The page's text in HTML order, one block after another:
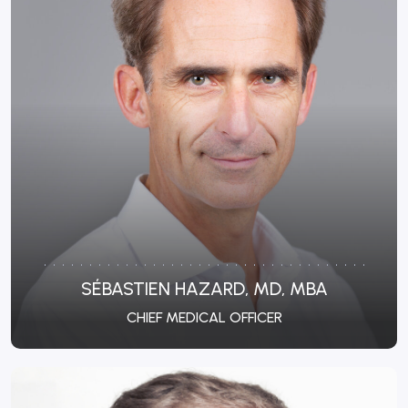
SÉBASTIEN HAZARD, MD, MBA
CHIEF MEDICAL OFFICER